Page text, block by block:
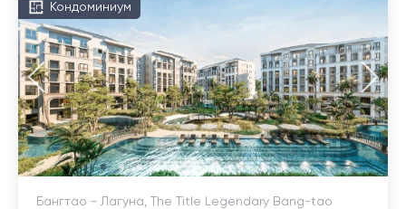
Кондоминиум
Бангтао - Лагуна, The Title Legendary Bang-tao